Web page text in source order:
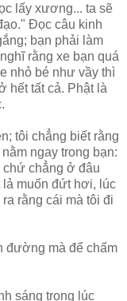
lấy xương... ta sẽ
Đọc câu kinh
bạn phải làm
rằng xe bạn quá
nhỏ bé như vầy thì
hết tất cả. Phật là
tôi chẳng biết rằng
ngay trong bạn:
chứ chẳng ở đâu
lả muốn đứt hơi, lúc
rằng cái mà tôi đi
đường mà để chấm
sáng trong lúc